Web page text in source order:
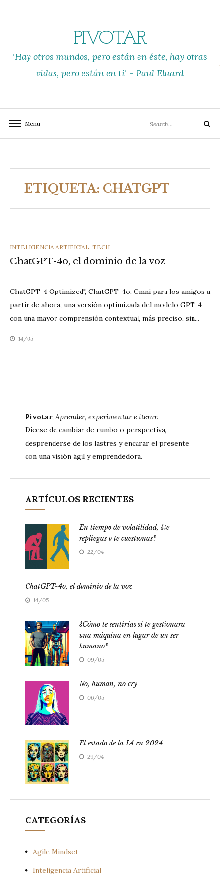
PIVOTAR
'Hay otros mundos, pero están en éste, hay otras
vidas, pero están en ti' - Paul Eluard
Menu
for:
Search
ETIQUETA: CHATGPT
CATEGORIES
INTELIGENCIA ARTIFICIAL, TECH
ChatGPT-4o, el dominio de la voz
ChatGPT-4 Optimized", ChatGPT-4o, Omni para los amigos a
partir de ahora, una versión optimizada del modelo GPT-4
con una mayor comprensión contextual, más preciso, sin...
14/05
Pivotar, Aprender, experimentar e iterar.
Dícese de cambiar de rumbo o perspectiva,
desprenderse de los lastres y encarar el presente
con una visión ágil y emprendedora.
ARTÍCULOS RECIENTES
En tiempo de volatilidad, ¿te
repliegas o te cuestionas?
22/04
ChatGPT-4o, el dominio de la voz
14/05
¿Cómo te sentirías si te gestionara
una máquina en lugar de un ser
humano?
09/05
No, human, no cry
06/05
El estado de la IA en 2024
29/04
CATEGORÍAS
Agile Mindset
Inteligencia Artificial